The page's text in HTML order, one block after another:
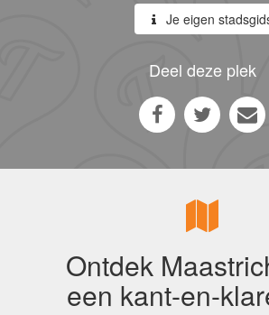
Je eigen
Deel deze plek
Ontdek
een kant-en-